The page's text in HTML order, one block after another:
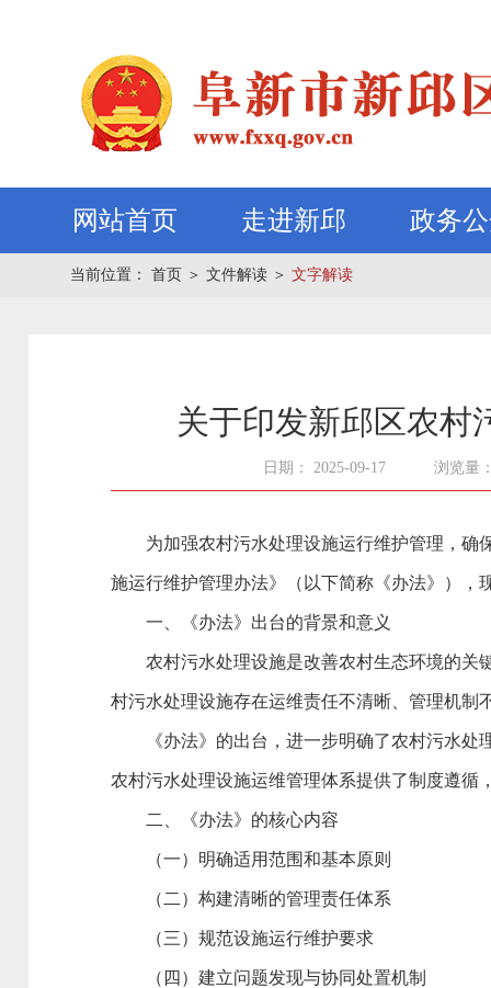
网站首页 走进新邱 政务
当前位置： 首页 ＞ 文件解读 ＞ 文字解读
关于印发新邱区农村
日期： 2025-09-17 浏览量
为加强农村污水处理设施运行维护管理，确
施运行维护管理办法》（以下简称《办法》），
一、《办法》出台的背景和意义
农村污水处理设施是改善农村生态环境的关
村污水处理设施存在运维责任不清晰、管理机制
《办法》的出台，进一步明确了农村污水
农村污水处理设施运维管理体系提供了制度遵循
二、《办法》的核心内容
（一）明确适用范围和基本原则
（二）构建清晰的管理责任体系
（三）规范设施运行维护要求
（四）建立问题发现与协同处置机制